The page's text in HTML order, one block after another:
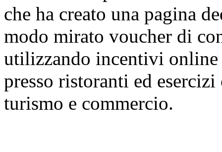
che ha creato una pagina
modo mirato voucher di
utilizzando incentivi online
presso ristoranti ed
turismo e commercio.